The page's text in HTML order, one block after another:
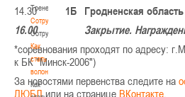
Тренерам
Сотрудничество
Сотрудничество
Как
стать
волонтером
Как
14.30
1Б Гродненская
16.00 Закрытие.
*соревнования проходят по адресу:
к БК "Минск-2006")
За новостями первенства следите на
ДЮБЛили на странице ВКонтакте